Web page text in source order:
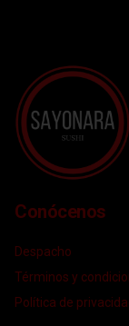
Conócenos
Despacho
Términos y
Política de